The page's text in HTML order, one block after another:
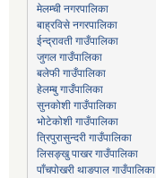
मेलम्ची नगरपालिका
बाह्रविसे नगरपालिका
ईन्द्रावती गाउँपालिका
जुगल गाउँपालिका
बलेफी गाउँपालिका
हेलम्बु गाउँपालिका
सुनकोशी गाउँपालिका
भोटेकोशी गाउँपालिका
त्रिपुरासुन्दरी गाउँपालिका
लिसङ्खु पाखर गाउँपालिका
पाँचपोखरी थाङपाल गाउँपालिका